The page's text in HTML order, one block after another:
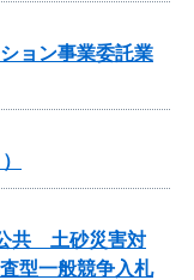
ョン事業委託業
共 土砂災害対
型一般競争入札